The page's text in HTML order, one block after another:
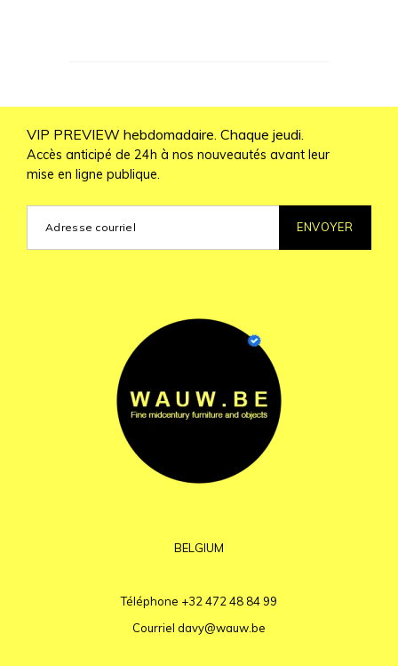
VIP PREVIEW hebdomadaire. Chaque jeudi.
Accès anticipé de 24h à nos nouveautés avant leur
mise en ligne publique.
ENVOYER
BELGIUM
Téléphone +32 472 48 84 99
Courriel davy@wauw.be